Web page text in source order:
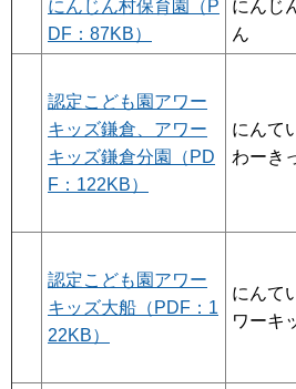
にんじん村保育園（P
DF：87KB）
にんじ
ん
認定こども園アワー
キッズ鎌倉、アワー
キッズ鎌倉分園（PD
F：122KB）
にんて
わーき
認定こども園アワー
キッズ大船（PDF：1
22KB）
にんて
ワーキ